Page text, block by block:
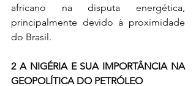
africano na disputa energética,
principalmente devido à proximidade
do Brasil.
2 A NIGÉRIA E SUA IMPORTÂNCIA NA
GEOPOLÍTICA DO PETRÓLEO